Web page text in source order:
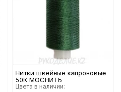
₸
Нитки швейные капроновые
50К МОСНИТЬ
Цвета в наличии: